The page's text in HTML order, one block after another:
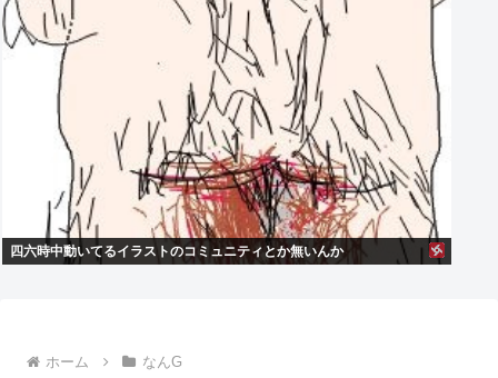
四六時中動いてるイラストのコミュニティとか無いんか
ホーム なんG